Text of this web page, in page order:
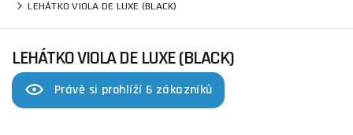
LEHÁTKO VIOLA DE LUXE (BLACK)
LEHÁTKO VIOLA DE LUXE (BLACK)
Právě si prohlíží 6 zákazníků